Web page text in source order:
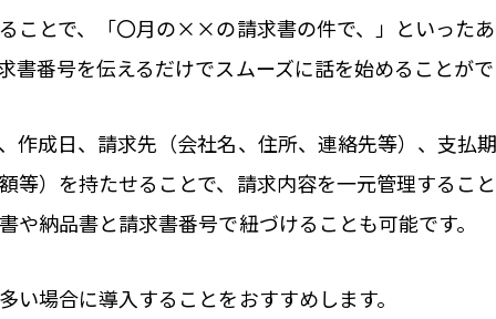
ことで、「〇月の××の請求書の件で、」といった
書番号を伝えるだけでスムーズに話を始めることが
作成日、請求先（会社名、住所、連絡先等）、支払
等）を持たせることで、請求内容を一元管理するこ
や納品書と請求書番号で紐づけることも可能です。
い場合に導入することをおすすめします。